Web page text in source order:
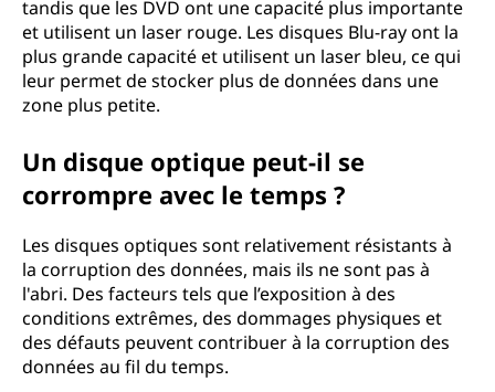
tandis que les DVD ont une capacité plus importante
et utilisent un laser rouge. Les disques Blu-ray ont la
plus grande capacité et utilisent un laser bleu, ce qui
leur permet de stocker plus de données dans une
zone plus petite.
Un disque optique peut-il se
corrompre avec le temps ?
Les disques optiques sont relativement résistants à
la corruption des données, mais ils ne sont pas à
l'abri. Des facteurs tels que l’exposition à des
conditions extrêmes, des dommages physiques et
des défauts peuvent contribuer à la corruption des
données au fil du temps.